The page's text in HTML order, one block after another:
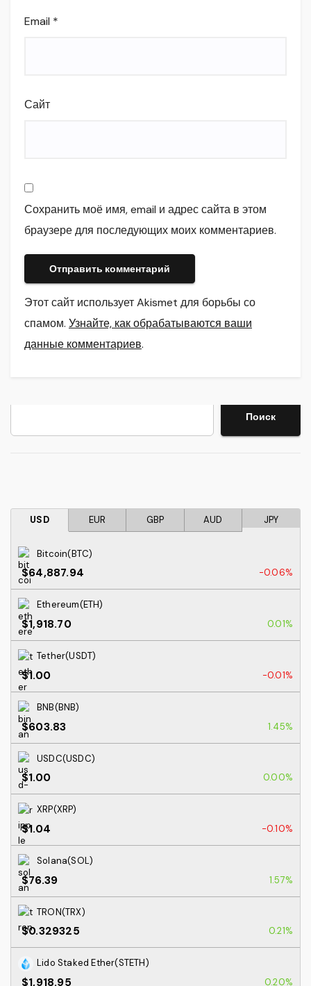
Email *
Сайт
Сохранить моё имя, email и адрес сайта в этом
браузере для последующих моих комментариев.
Этот сайт использует Akismet для борьбы со
спамом. Узнайте, как обрабатываются ваши
данные комментариев.
Поиск
USD EUR GBP AUD JPY
Bitcoin(BTC)
$64,887.94 -0.06%
Ethereum(ETH)
$1,918.70 0.01%
Tether(USDT)
$1.00 -0.01%
BNB(BNB)
$603.83 1.45%
USDC(USDC)
$1.00 0.00%
XRP(XRP)
$1.04 -0.10%
Solana(SOL)
$76.39 1.57%
TRON(TRX)
$0.329325 0.21%
Lido Staked Ether(STETH)
$1,918.95 0.20%